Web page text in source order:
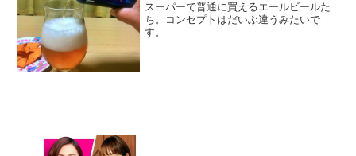
スーパーで普通に買えるエールビールた
ち。コンセプトはだいぶ違うみたいで
す。